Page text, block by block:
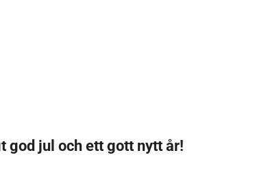
god jul och ett gott nytt år!